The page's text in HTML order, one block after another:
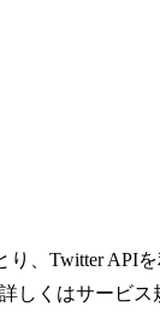
、Twitter API
しくはサービス